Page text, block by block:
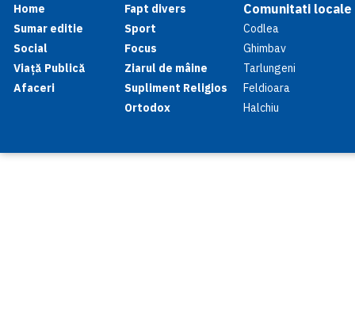
Home
Sumar editie
Social
Viață Publică
Afaceri
Fapt divers
Sport
Focus
Ziarul de mâine
Supliment Religios
Ortodox
Comunitati locale
Codlea
Ghimbav
Tarlungeni
Feldioara
Halchiu